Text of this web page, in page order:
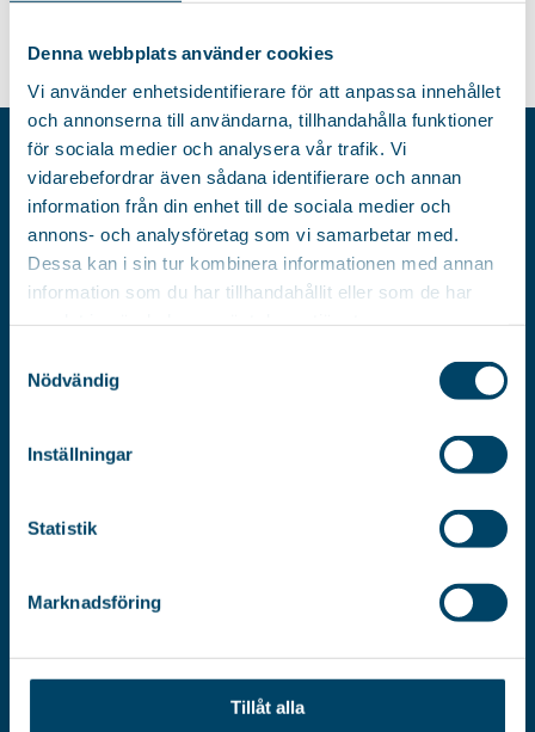
Denna webbplats använder cookies
Vi använder enhetsidentifierare för att anpassa innehållet
och annonserna till användarna, tillhandahålla funktioner
för sociala medier och analysera vår trafik. Vi
vidarebefordrar även sådana identifierare och annan
information från din enhet till de sociala medier och
annons- och analysföretag som vi samarbetar med.
Dessa kan i sin tur kombinera informationen med annan
information som du har tillhandahållit eller som de har
Nödvändig
Inställningar
Statistik
Marknadsföring
Tillåt alla
70 zł
RÖRETS POLSKA SP.ZO.O.
ul. Wisniowa 6
62-045 Pniewy
Polska
787-14-43-796
REGULAMIN SKLEPU
FORMULARZ REKLAMACYJNY – POBIERZ